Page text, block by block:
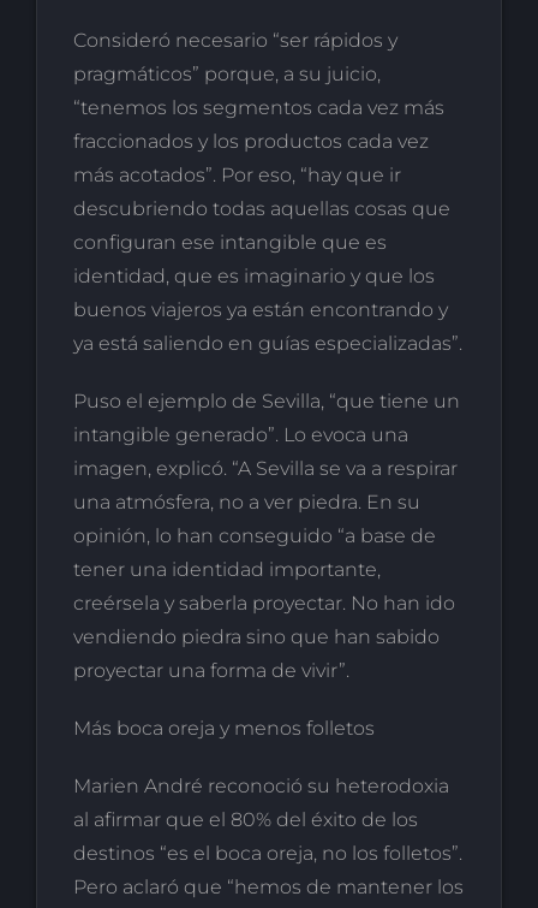
Consideró necesario “ser rápidos y
pragmáticos” porque, a su juicio,
“tenemos los segmentos cada vez más
fraccionados y los productos cada vez
más acotados”. Por eso, “hay que ir
descubriendo todas aquellas cosas que
configuran ese intangible que es
identidad, que es imaginario y que los
buenos viajeros ya están encontrando y
ya está saliendo en guías especializadas”.
Puso el ejemplo de Sevilla, “que tiene un
intangible generado”. Lo evoca una
imagen, explicó. “A Sevilla se va a respirar
una atmósfera, no a ver piedra. En su
opinión, lo han conseguido “a base de
tener una identidad importante,
creérsela y saberla proyectar. No han ido
vendiendo piedra sino que han sabido
proyectar una forma de vivir”.
Más boca oreja y menos folletos
Marien André reconoció su heterodoxia
al afirmar que el 80% del éxito de los
destinos “es el boca oreja, no los folletos”.
Pero aclaró que “hemos de mantener los